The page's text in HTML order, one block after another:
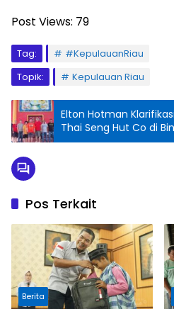
Post Views: 79
Tag:
#KepulauanRiau
Topik:
Kepulauan Riau
Elton Hotman
Thai Seng Hut Co di
Pos Terkait
Berita